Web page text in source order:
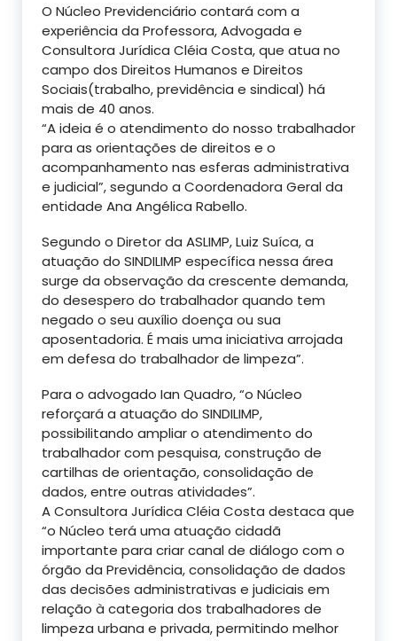
O Núcleo Previdenciário contará com a
experiência da Professora, Advogada e
Consultora Jurídica Cléia Costa, que atua no
campo dos Direitos Humanos e Direitos
Sociais(trabalho, previdência e sindical) há
mais de 40 anos.
“A ideia é o atendimento do nosso trabalhador
para as orientações de direitos e o
acompanhamento nas esferas administrativa
e judicial”, segundo a Coordenadora Geral da
entidade Ana Angélica Rabello.
Segundo o Diretor da ASLIMP, Luiz Suíca, a
atuação do SINDILIMP específica nessa área
surge da observação da crescente demanda,
do desespero do trabalhador quando tem
negado o seu auxílio doença ou sua
aposentadoria. É mais uma iniciativa arrojada
em defesa do trabalhador de limpeza”.
Para o advogado Ian Quadro, “o Núcleo
reforçará a atuação do SINDILIMP,
possibilitando ampliar o atendimento do
trabalhador com pesquisa, construção de
cartilhas de orientação, consolidação de
dados, entre outras atividades”.
A Consultora Jurídica Cléia Costa destaca que
“o Núcleo terá uma atuação cidadã
importante para criar canal de diálogo com o
órgão da Previdência, consolidação de dados
das decisões administrativas e judiciais em
relação à categoria dos trabalhadores de
limpeza urbana e privada, permitindo melhor